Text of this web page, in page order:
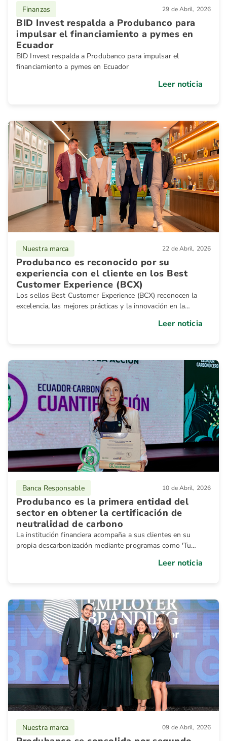
Finanzas 29 de Abril, 2026
BID Invest respalda a Produbanco para
impulsar el financiamiento a pymes en
Ecuador
BID Invest respalda a Produbanco para impulsar el
financiamiento a pymes en Ecuador
Leer noticia
Nuestra marca 22 de Abril, 2026
Produbanco es reconocido por su
experiencia con el cliente en los Best
Customer Experience (BCX)
Los sellos Best Customer Experience (BCX) reconocen la
excelencia, las mejores prácticas y la innovación en la
Leer noticia
Banca Responsable 10 de Abril, 2026
Produbanco es la primera entidad del
sector en obtener la certificación de
neutralidad de carbono
La institución financiera acompaña a sus clientes en su
propia descarbonización mediante programas como 'Tu
especializada. El sector financiero ocupa el 11,9% dentro del
Leer noticia
Nuestra marca 09 de Abril, 2026